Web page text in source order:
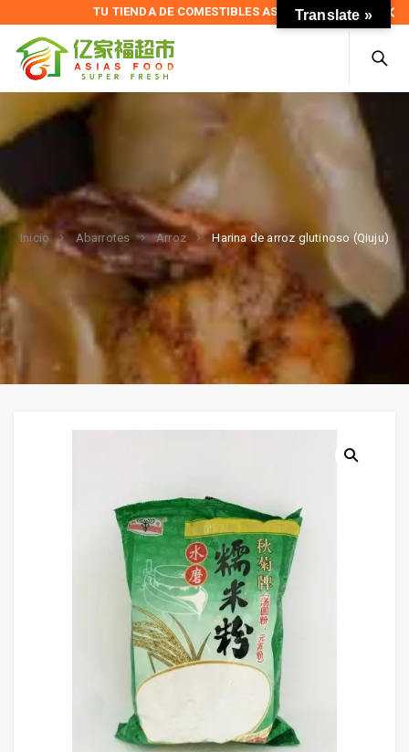
TU TIENDA DE COMESTIBLES ASIÁTICOS
Inicio Abarrotes Arroz Harina de arroz glutinoso (Qiuju)
Translate »